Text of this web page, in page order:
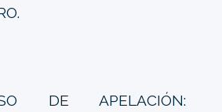
DE APELACIÓN: